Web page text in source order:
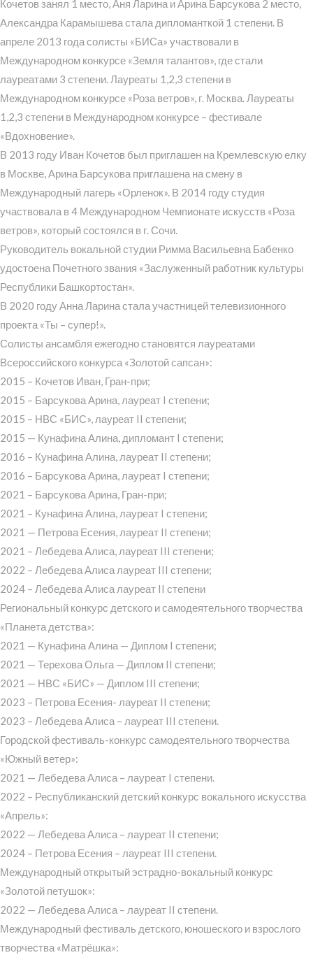
Кочетов занял 1 место, Аня Ларина и Арина Барсукова 2 место,
Александра Карамышева стала дипломанткой 1 степени. В
апреле 2013 года солисты «БИСа» участвовали в
Международном конкурсе «Земля талантов», где стали
лауреатами 3 степени. Лауреаты 1,2,3 степени в
Международном конкурсе «Роза ветров», г. Москва. Лауреаты
1,2,3 степени в Международном конкурсе – фестивале
«Вдохновение».
В 2013 году Иван Кочетов был приглашен на Кремлевскую елку
в Москве, Арина Барсукова приглашена на смену в
Международный лагерь «Орленок». В 2014 году студия
участвовала в 4 Международном Чемпионате искусств «Роза
ветров», который состоялся в г. Сочи.
Руководитель вокальной студии Римма Васильевна Бабенко
удостоена Почетного звания «Заслуженный работник культуры
Республики Башкортостан».
В 2020 году Анна Ларина стала участницей телевизионного
проекта «Ты – супер!».
Солисты ансамбля ежегодно становятся лауреатами
Всероссийского конкурса «Золотой сапсан»:
2015 – Кочетов Иван, Гран-при;
2015 – Барсукова Арина, лауреат I степени;
2015 – НВС «БИС», лауреат II степени;
2015 — Кунафина Алина, дипломант I степени;
2016 – Кунафина Алина, лауреат II степени;
2016 – Барсукова Арина, лауреат I степени;
2021 – Барсукова Арина, Гран-при;
2021 – Кунафина Алина, лауреат I степени;
2021 — Петрова Есения, лауреат II степени;
2021 – Лебедева Алиса, лауреат III степени;
2022 – Лебедева Алиса лауреат III степени;
2024 – Лебедева Алиса лауреат II степени
Региональный конкурс детского и самодеятельного творчества
«Планета детства»:
2021 — Кунафина Алина — Диплом I степени;
2021 — Терехова Ольга — Диплом II степени;
2021 — НВС «БИС» — Диплом III степени;
2023 – Петрова Есения- лауреат II степени;
2023 – Лебедева Алиса – лауреат III степени.
Городской фестиваль-конкурс самодеятельного творчества
«Южный ветер»:
2021 — Лебедева Алиса – лауреат I степени.
2022 – Республиканский детский конкурс вокального искусства
«Апрель»:
2022 — Лебедева Алиса – лауреат II степени;
2024 – Петрова Есения – лауреат III степени.
Международный открытый эстрадно-вокальный конкурс
«Золотой петушок»:
2022 — Лебедева Алиса – лауреат II степени.
Международный фестиваль детского, юношеского и взрослого
творчества «Матрёшка»: